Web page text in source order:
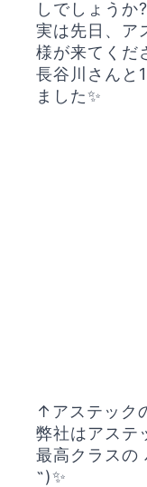
しでしょうか
実は先日、ア
様が来てくだ
長谷川さんと
ました✨
↑アステック
弊社はアステ
最高クラスの
˶)✨